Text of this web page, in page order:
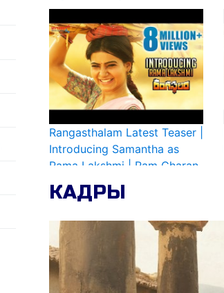
Rangasthalam Latest Teaser |
Introducing Samantha as
Rama Lakshmi | Ram Charan
| Aadhi | DSP
КАДРЫ